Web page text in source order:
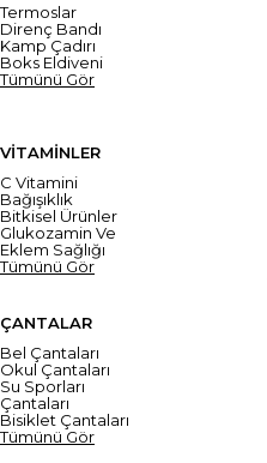
Termoslar
Direnç Bandı
Kamp Çadırı
Boks Eldiveni
Tümünü Gör
VİTAMİNLER
C Vitamini
Bağışıklık
Bitkisel Ürünler
Glukozamin Ve
Eklem Sağlığı
Tümünü Gör
ÇANTALAR
Bel Çantaları
Okul Çantaları
Su Sporları
Çantaları
Bisiklet Çantaları
Tümünü Gör